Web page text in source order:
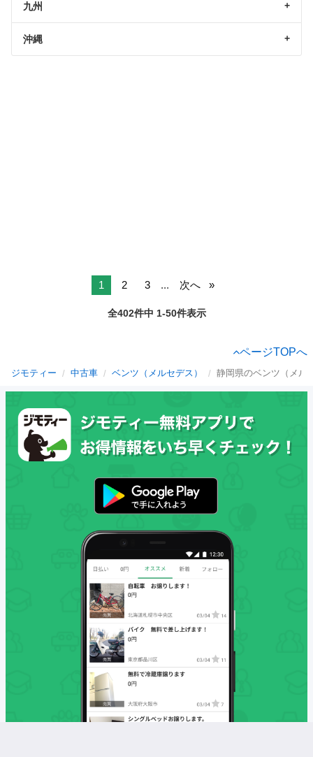
九州
沖縄
1 2 3 ... 次へ
全402件中 1-50件表示
ページTOPへ
ジモティー 中古車 ベンツ（メルセデス） 静岡県のベンツ（メル